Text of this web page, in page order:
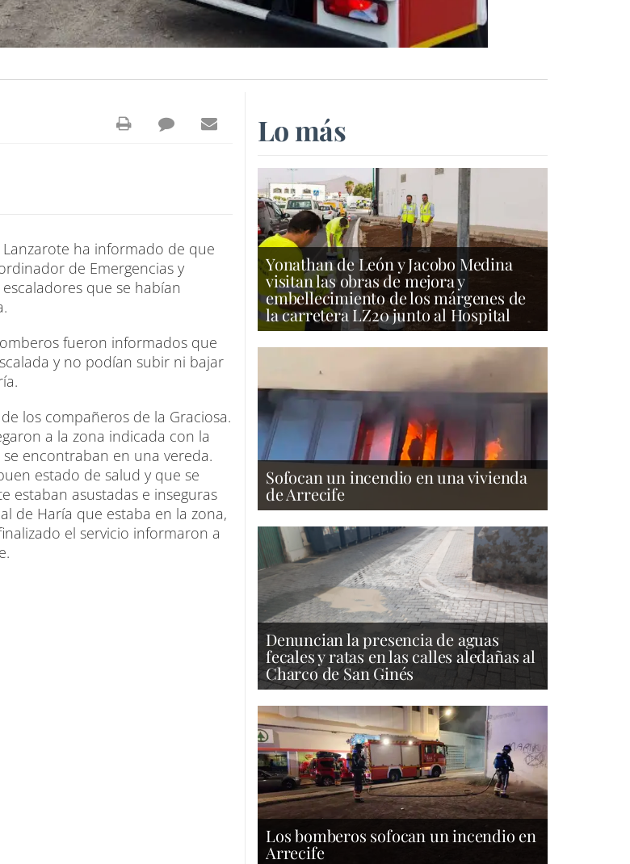
Lanzarote ha informado de que
de Emergencias y
que se habían
fueron informados que
y no podían subir ni bajar
los compañeros de la Graciosa.
a la zona indicada con la
encontraban en una vereda.
estado de salud y que se
estaban asustadas e inseguras
de Haría que estaba en la zona,
el servicio informaron a
Lo más
Yonathan de León y Jacobo Medina
visitan las obras de mejora y
embellecimiento de los márgenes de
la carretera LZ20 junto al Hospital
Sofocan un incendio en una vivienda
de Arrecife
Denuncian la presencia de aguas
fecales y ratas en las calles aledañas al
Charco de San Ginés
Los bomberos sofocan un incendio en
Arrecife